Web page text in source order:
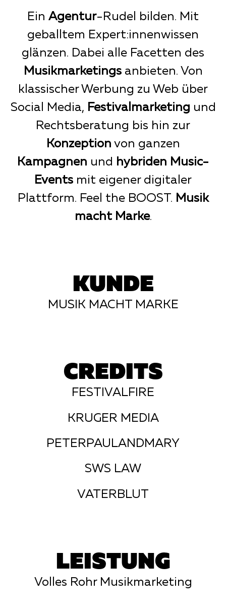
Ein Agentur-Rudel bilden. Mit
geballtem Expert:innenwissen
glänzen. Dabei alle Facetten des
Musikmarketingsanbieten. Von
klassischer Werbung zu Web über
Social Media, Festivalmarketing und
Rechtsberatung bis hin zur
Konzeption von ganzen
Kampagnen und hybriden Music-
Events mit eigener digitaler
Plattform. Feel the BOOST. Musik
macht Marke.
KUNDE
MUSIK MACHT MARKE
CREDITS
FESTIVALFIRE
KRUGER MEDIA
PETERPAULANDMARY
SWS LAW
VATERBLUT
LEISTUNG
Volles Rohr Musikmarketing